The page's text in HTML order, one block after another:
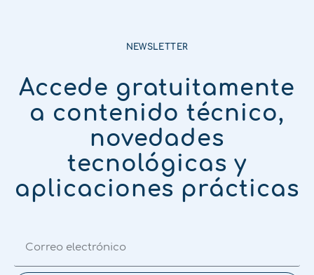
NEWSLETTER
Accede gratuitamente
a contenido técnico,
novedades
tecnológicas y
aplicaciones prácticas